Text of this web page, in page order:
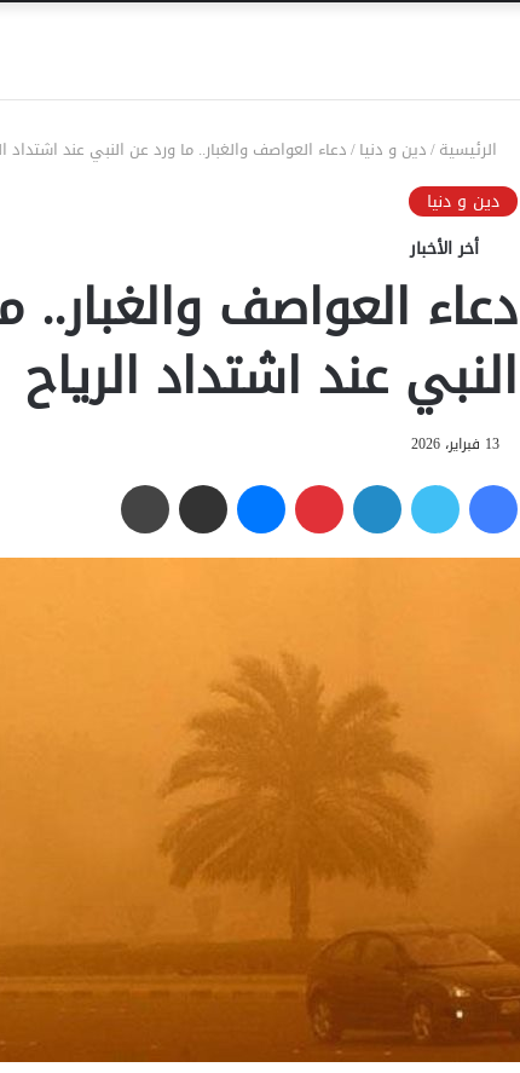
الرئيسية/دين و دنيا/دعاء العواصف والغبار.. ما ورد عن النبي عند اشتداد
دين و دنيا
أخر الأخبار
دعاء العواصف والغبار..
النبي عند اشتداد الرياح
13 فبراير، 2026
فيسبوك تويتر لينكدإن بينتيريست ماسنجر مشاركة عبر البريد